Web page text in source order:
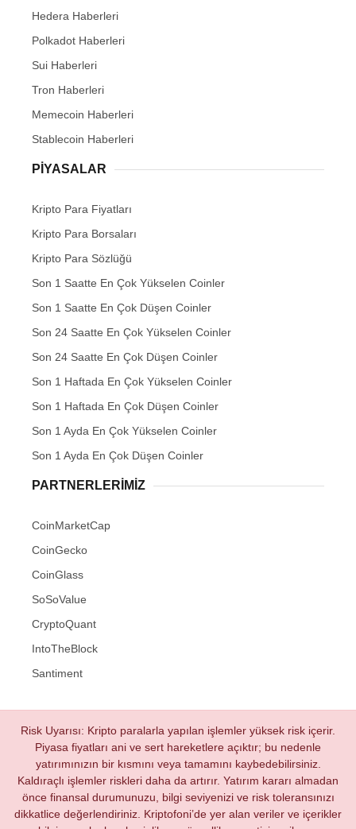
Hedera Haberleri
Polkadot Haberleri
Sui Haberleri
Tron Haberleri
Memecoin Haberleri
Stablecoin Haberleri
PIYASALAR
Kripto Para Fiyatları
Kripto Para Borsaları
Kripto Para Sözlüğü
Son 1 Saatte En Çok Yükselen Coinler
Son 1 Saatte En Çok Düşen Coinler
Son 24 Saatte En Çok Yükselen Coinler
Son 24 Saatte En Çok Düşen Coinler
Son 1 Haftada En Çok Yükselen Coinler
Son 1 Haftada En Çok Düşen Coinler
Son 1 Ayda En Çok Yükselen Coinler
Son 1 Ayda En Çok Düşen Coinler
PARTNERLERIMIZ
CoinMarketCap
CoinGecko
CoinGlass
SoSoValue
CryptoQuant
IntoTheBlock
Santiment
Risk Uyarısı: Kripto paralarla yapılan işlemler yüksek risk içerir.
Piyasa fiyatları ani ve sert hareketlere açıktır; bu nedenle
yatırımınızın bir kısmını veya tamamını kaybedebilirsiniz.
Kaldıraçlı işlemler riskleri daha da artırır. Yatırım kararı almadan
önce finansal durumunuzu, bilgi seviyenizi ve risk toleransınızı
dikkatlice değerlendiriniz. Kriptofoni’de yer alan veriler ve içerikler